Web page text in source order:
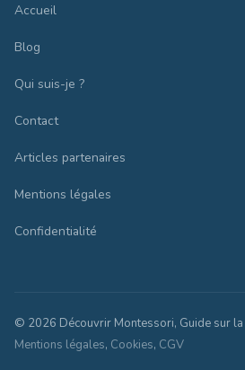
Accueil
Blog
Qui suis-je ?
Contact
Articles partenaires
Mentions légales
Confidentialité
© 2026 Découvrir Montessori, Guide sur
Mentions légales, Cookies, CGV